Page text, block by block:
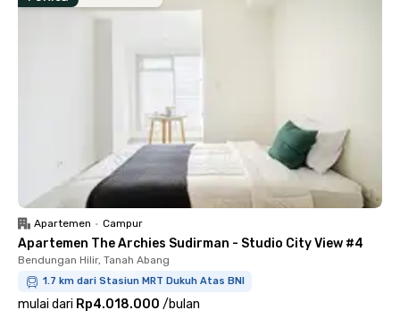
Apartemen • Campur
Apartemen The Archies Sudirman - Studio City View #4
Bendungan Hilir, Tanah Abang
1.7 km dari Stasiun MRT Dukuh Atas BNI
mulai dari Rp4.018.000 /bulan